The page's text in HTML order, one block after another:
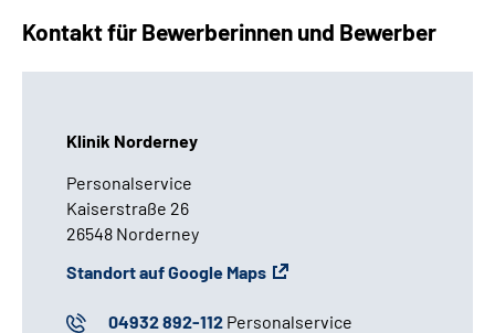
Kontakt für Bewerberinnen und Bewerber
Klinik Norderney
Personalservice
Kaiserstraße 26
26548 Norderney
Standort auf Google Maps
04932 892-112 Personalservice